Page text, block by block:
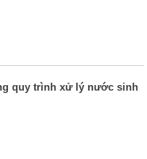
quy trình xử lý nước sinh